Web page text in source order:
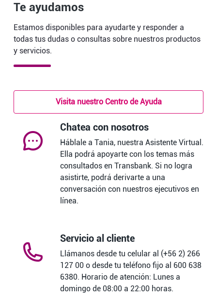
Te ayudamos
Estamos disponibles para ayudarte y responder a
todas tus dudas o consultas sobre nuestros productos
y servicios.
Visita nuestro Centro de Ayuda
Chatea con nosotros
Háblale a Tania, nuestra Asistente Virtual.
Ella podrá apoyarte con los temas más
consultados en Transbank. Si no logra
asistirte, podrá derivarte a una
conversación con nuestros ejecutivos en
línea.
Servicio al cliente
Llámanos desde tu celular al (+56 2) 266
127 00 o desde tu teléfono fijo al 600 638
6380. Horario de atención: Lunes a
domingo de 08:00 a 22:00 horas.